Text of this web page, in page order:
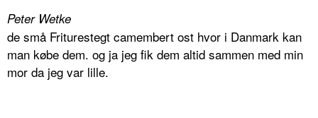
Peter Wetke
de små Friturestegt camembert ost hvor i Danmark kan
man købe dem. og ja jeg fik dem altid sammen med min
mor da jeg var lille.